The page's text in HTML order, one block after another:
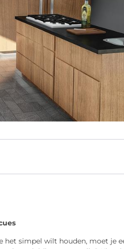
het simpel wilt houden, moet je